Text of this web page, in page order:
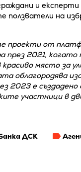
и експерти
ползватели на
проекти от
2021, когато
място за
облагородява
2023 е създадено
участници в
ДСК